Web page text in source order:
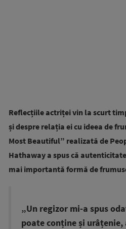
Reflecțiile actriței vin la scurt
și despre relația ei cu ideea de
Most Beautiful” realizată de
Hathaway a spus că
mai importantă formă de
„Un regizor mi-a spus
poate conține și